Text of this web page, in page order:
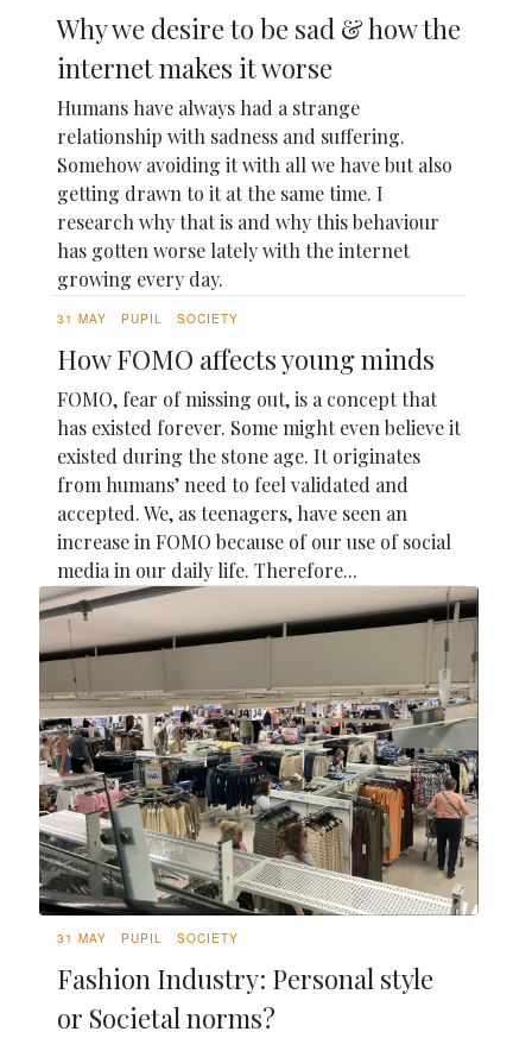
Why we desire to be sad & how the
internet makes it worse
Humans have always had a strange
relationship with sadness and suffering.
Somehow avoiding it with all we have but also
getting drawn to it at the same time. I
research why that is and why this behaviour
has gotten worse lately with the internet
growing every day.
31 MAY PUPIL SOCIETY
How FOMO affects young minds
FOMO, fear of missing out, is a concept that
has existed forever. Some might even believe it
existed during the stone age. It originates
from humans’ need to feel validated and
accepted. We, as teenagers, have seen an
increase in FOMO because of our use of social
media in our daily life. Therefore...
31 MAY PUPIL SOCIETY
Fashion Industry: Personal style
or Societal norms?